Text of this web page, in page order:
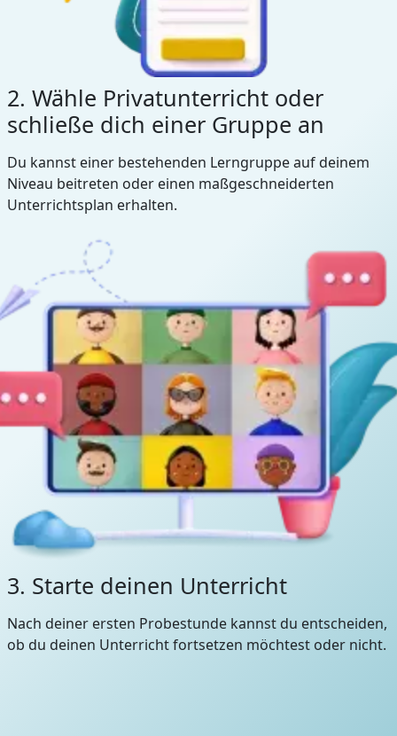
2. Wähle Privatunterricht oder
schließe dich einer Gruppe an
Du kannst einer bestehenden Lerngruppe auf deinem
Niveau beitreten oder einen maßgeschneiderten
Unterrichtsplan erhalten.
3. Starte deinen Unterricht
Nach deiner ersten Probestunde kannst du entscheiden,
ob du deinen Unterricht fortsetzen möchtest oder nicht.